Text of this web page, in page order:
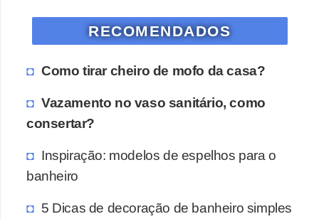
RECOMENDADOS
Como tirar cheiro de mofo da casa?
Vazamento no vaso sanitário, como
consertar?
Inspiração: modelos de espelhos para o
banheiro
5 Dicas de decoração de banheiro simples